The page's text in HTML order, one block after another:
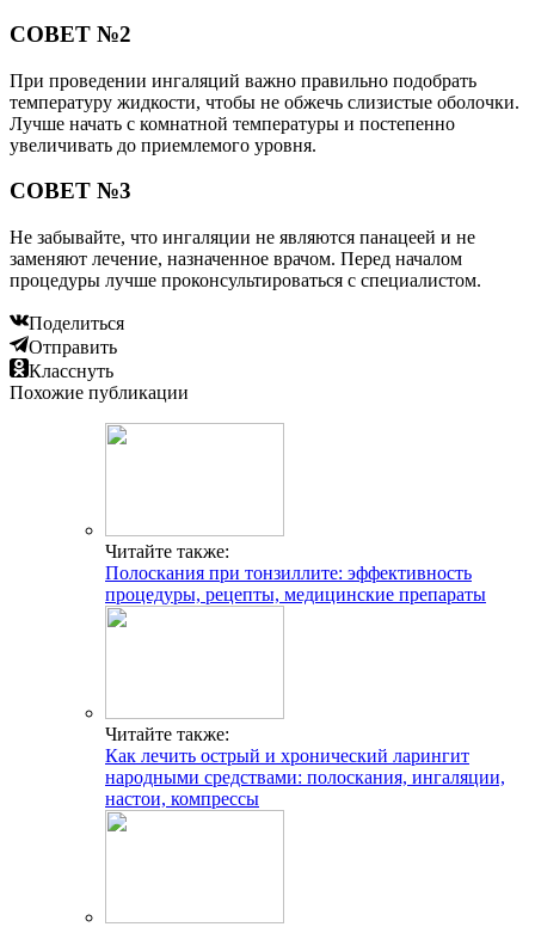
СОВЕТ №2
При проведении ингаляций важно правильно подобрать
температуру жидкости, чтобы не обжечь слизистые оболочки.
Лучше начать с комнатной температуры и постепенно
увеличивать до приемлемого уровня.
СОВЕТ №3
Не забывайте, что ингаляции не являются панацеей и не
заменяют лечение, назначенное врачом. Перед началом
процедуры лучше проконсультироваться с специалистом.
Поделиться
Отправить
Класснуть
Похожие публикации
Читайте также:
Полоскания при тонзиллите: эффективность
процедуры, рецепты, медицинские препараты
Читайте также:
Как лечить острый и хронический ларингит
народными средствами: полоскания, ингаляции,
настои, компрессы